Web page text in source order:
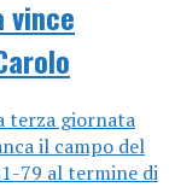
vince
terza giornata
il campo del
79 al termine di